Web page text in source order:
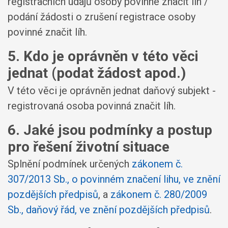
podání žádosti o zrušení registrace osoby
povinné značit líh.
5. Kdo je oprávněn v této věci
jednat (podat žádost apod.)
V této věci je oprávněn jednat daňový subjekt -
registrovaná osoba povinná značit líh.
6. Jaké jsou podmínky a postup
pro řešení životní situace
Splnění podmínek určených zákonem č.
307/2013 Sb., o povinném značení lihu, ve znění
pozdějších předpisů, a zákonem č. 280/2009
Sb., daňový řád, ve znění pozdějších předpisů.